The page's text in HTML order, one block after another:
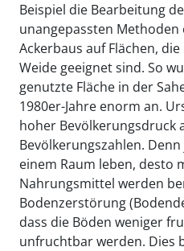
Beispiel die Bearbeitung
unangepassten
Ackerbaus auf Flächen,
Weide geeignet sind. So
genutzte Fläche in der
1980er-Jahre enorm an.
hoher Bevölkerungsdruck
Bevölkerungszahlen.
einem Raum leben, desto
Nahrungsmittel werden
Bodenzerstörung
dass die Böden weniger
unfruchtbar werden. Dies